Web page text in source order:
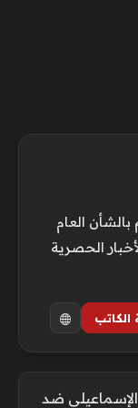
العام
الحصرية
مباريات الثلاثاء 12 مايو 2026.. الإسماعيلي ضد